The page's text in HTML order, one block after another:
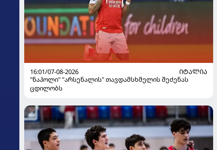
16:01/07-08-2026
ᲘᲢᲐᲚᲘᲐ
"ნაპოლი" "არსენალის" თავდამსხმელის შეძენას
ცდილობს